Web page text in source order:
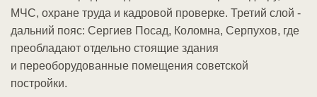
МЧС, охране труда и кадровой проверке. Третий слой -
дальний пояс: Сергиев Посад, Коломна, Серпухов, где
преобладают отдельно стоящие здания
и переоборудованные помещения советской
постройки.